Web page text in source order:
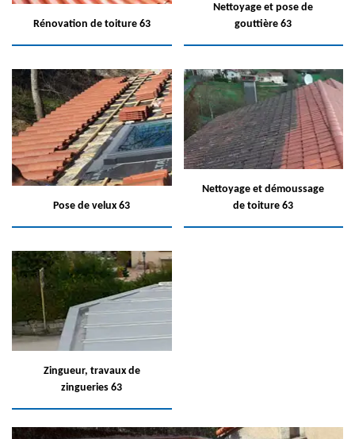
Rénovation de toiture 63
Nettoyage et pose de
gouttière 63
Pose de velux 63
Nettoyage et démoussage
de toiture 63
Zingueur, travaux de
zingueries 63